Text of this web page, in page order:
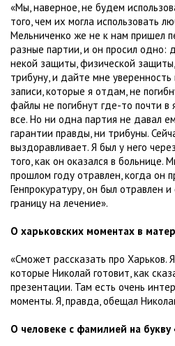
«Мы, наверное, не будем
того, чем их могла использовать
Мельниченко же не к нам пришел
разные партии, и он просил одно:
некой защиты, физической
трибуну, и дайте мне уверенность
записи, которые я отдам, не
файлы не погибнут где-то почти в
все. Но ни одна партия не давал
гарантии правды, ни трибуны.
выздоравливает. Я был у него
того, как он оказался в больнице.
прошлом году отравлен, когда он
Генпрокуратуру, он был отравлен
границу на лечение».
О харьковских моментах в
«Сможет рассказать про Харьков.
которые Николай готовит, как
презентации. Там есть очень
моменты. Я, правда, обещал
О человеке с фамилией на букву